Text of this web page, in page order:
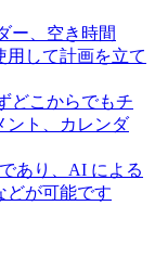
ー、空き時間
用して計画を立て
どこからでもチ
ント、カレンダ
あり、AI による
どが可能です